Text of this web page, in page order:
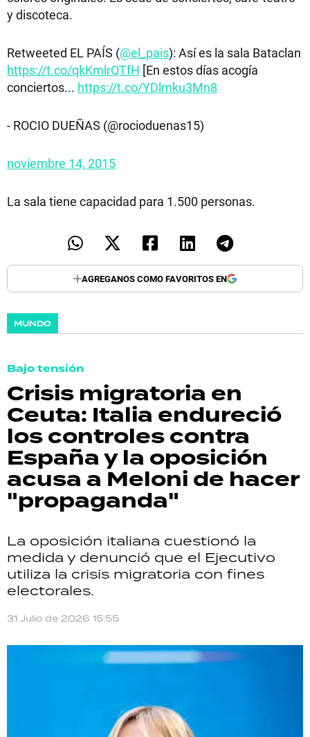
y discoteca.
Retweeted EL PAÍS (@el_pais): Así es la sala Bataclan
https://t.co/qkKmlrQTfH [En estos días acogía
conciertos... https://t.co/YDlmku3Mn8
- ROCIO DUEÑAS (@rocioduenas15)
noviembre 14, 2015
La sala tiene capacidad para 1.500 personas.
AGREGANOS COMO FAVORITOS EN
MUNDO
Bajo tensión
Crisis migratoria en
Ceuta: Italia endureció
los controles contra
España y la oposición
acusa a Meloni de hacer
"propaganda"
La oposición italiana cuestionó la
medida y denunció que el Ejecutivo
utiliza la crisis migratoria con fines
electorales.
31 Julio de 2026 15:55